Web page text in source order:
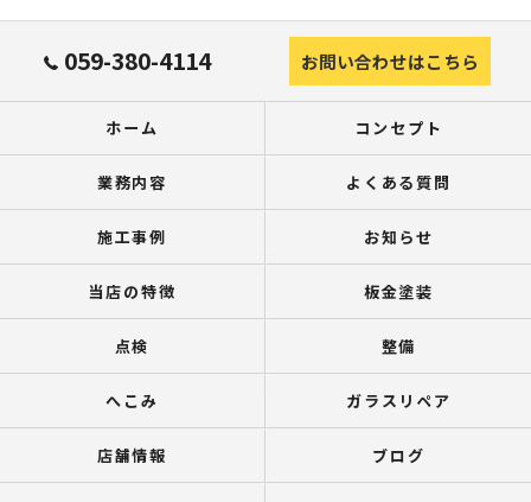
059-380-4114 お問い合わせはこちら
ホーム コンセプト
業務内容 よくある質問
施工事例 お知らせ
当店の特徴 板金塗装
点検 整備
へこみ ガラスリペア
店舗情報 ブログ